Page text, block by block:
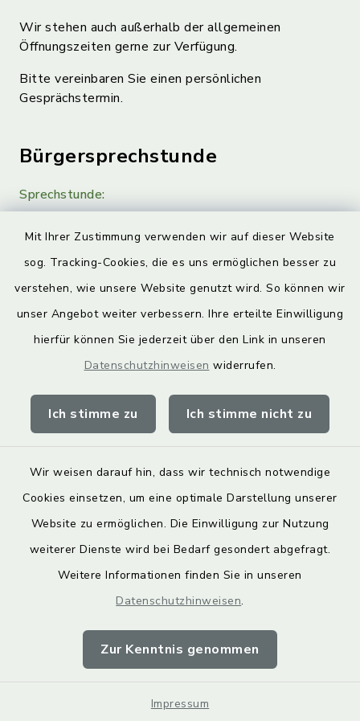
Mit Ihrer Zustimmung verwenden wir auf dieser Website
sog. Tracking-Cookies, die es uns ermöglichen besser zu
verstehen, wie unsere Website genutzt wird. So können wir
unser Angebot weiter verbessern. Ihre erteilte Einwilligung
hierfür können Sie jederzeit über den Link in unseren
Datenschutzhinweisen widerrufen.
Ich stimme zu Ich stimme nicht zu
Wir weisen darauf hin, dass wir technisch notwendige
Cookies einsetzen, um eine optimale Darstellung unserer
Website zu ermöglichen. Die Einwilligung zur Nutzung
weiterer Dienste wird bei Bedarf gesondert abgefragt.
Weitere Informationen finden Sie in unseren
Datenschutzhinweisen.
Zur Kenntnis genommen
Impressum
Wir stehen auch außerhalb der allgemeinen
Öffnungszeiten gerne zur Verfügung.
Bitte vereinbaren Sie einen persönlichen
Gesprächstermin.
Bürgersprechstunde
Sprechstunde:
Quicklinks
Landkreis Lichtenfels
geoPortal Lichtenfels
Barrierefreiheit
Impressum
Sitemap